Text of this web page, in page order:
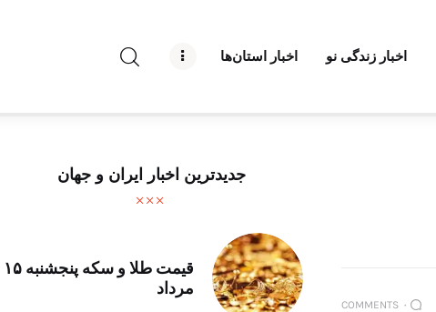
اخبار زندگی نو اخبار استان‌ها
درباره راه‌ نو نیوز
۰ COMMENTS
جدیدترین اخبار ایران و جهان
قیمت طلا و سکه پنجشنبه ۱۵
مرداد